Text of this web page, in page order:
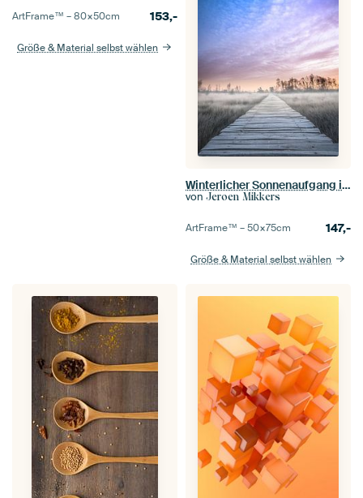
ArtFrame™ –80×50cm 153,-
Größe & Material selbst wählen
Winterlicher Sonnenaufgang in Limburg
von Jeroen Mikkers
ArtFrame™ –50×75cm 147,-
Größe & Material selbst wählen